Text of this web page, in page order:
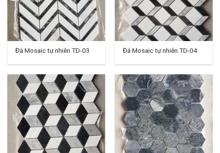
Đá Mosaic tự nhiên TD-03 Đá Mosaic tự nhiên TD-04